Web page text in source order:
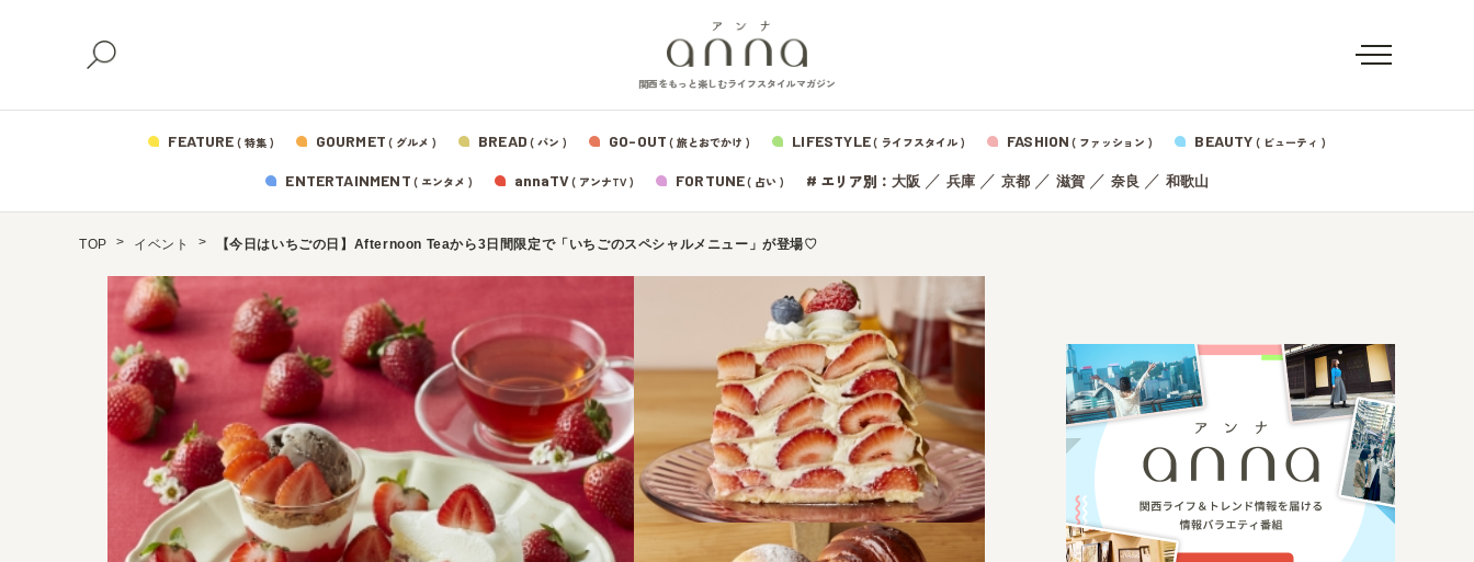
関西をもっと楽しむライフスタイルマガジン
FEATURE ( 特集 ) GOURMET ( グルメ ) BREAD ( パン ) GO-OUT ( 旅とおでかけ ) LIFESTYLE( ライフスタイル ) FASHION ( ファッション ) BEAUTY ( ビューティ )
ENTERTAINMENT ( エンタメ ) annaTV( アンナTV ) FORTUNE( 占い ) # エリア別： 大阪 ／ 兵庫／ 京都／ 滋賀／ 奈良 ／ 和歌山
TOP イベント 【今日はいちごの日】Afternoon Teaから3日間限定で「いちごのスペシャルメニュー」が登場♡